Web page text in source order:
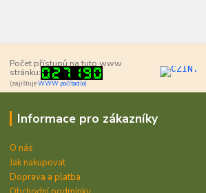
Počet přístupů na tuto www
stránku:
(zajišťujeWWW počítadlo)
Informace pro zákazníky
O nás
Jak nakupovat
Doprava a platba